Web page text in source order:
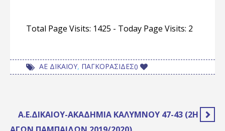
Total Page Visits: 1425 - Today Page Visits: 2
0
ΑΕ ΔΙΚΑΙΟΥ, ΠΑΓΚΟΡΑΣΙΔΕΣ
Α.Ε.ΔΙΚΑΊΟΥ-ΑΚΑΔΗΜΊΑ ΚΑΛΎΜΝΟΥ 47-43 (2Η